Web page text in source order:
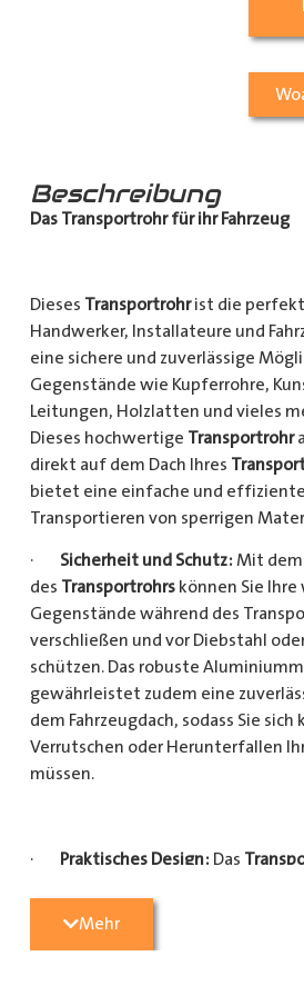
Beschreibung
Das Transportrohr für ihr Fahrzeug
Dieses Transportrohrist die
Handwerker, Installateure und
eine sichere und zuverlässige
Gegenstände wie Kupferrohre,
Leitungen, Holzlatten und vieles
Dieses hochwertige Transportrohr
direkt auf dem Dach Ihres
bietet eine einfache und
Transportieren von sperrigen
· Sicherheit und Schutz: Mit dem
des Transportrohrskönnen Sie
Gegenstände während des
verschließen und vor Diebstahl
schützen. Das robuste
gewährleistet zudem eine
dem Fahrzeugdach, sodass Sie
Verrutschen oder Herunterfallen
müssen.
· Praktisches Design: Das
Gegenständen sicher und einfach
Mehr